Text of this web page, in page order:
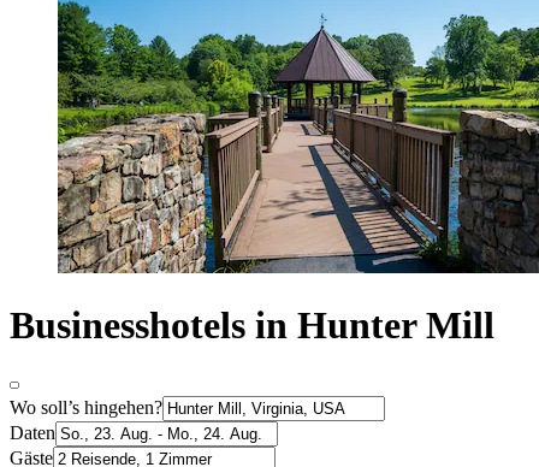
Businesshotels in Hunter Mill
Wo soll’s hingehen?
Daten
Gäste